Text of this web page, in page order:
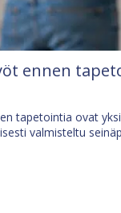
ennen
tapetointia ovat
valmisteltu